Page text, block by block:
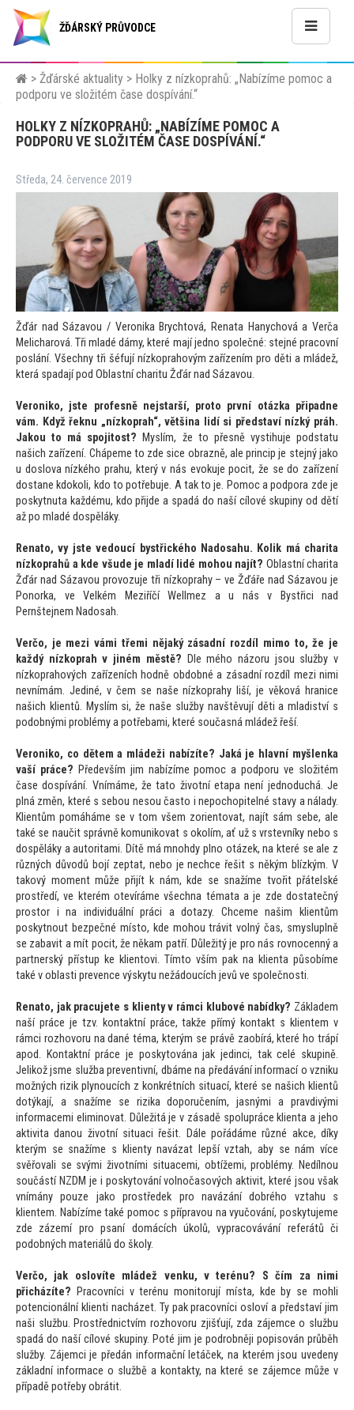
ŽĎÁRSKÝ PRŮVODCE
> Žďárské aktuality > Holky z nízkoprahů: „Nabízíme pomoc a
podporu ve složitém čase dospívání.“
HOLKY Z NÍZKOPRAHŮ: „NABÍZÍME POMOC A
PODPORU VE SLOŽITÉM ČASE DOSPÍVÁNÍ.“
Středa, 24. července 2019
Žďár nad Sázavou / Veronika Brychtová, Renata Hanychová a Verča
Melicharová. Tři mladé dámy, které mají jedno společné: stejné pracovní
poslání. Všechny tři šéfují nízkoprahovým zařízením pro děti a mládež,
která spadají pod Oblastní charitu Žďár nad Sázavou.
Veroniko, jste profesně nejstarší, proto první otázka připadne
vám. Když řeknu „nízkoprah“, většina lidí si představí nízký práh.
Jakouto má spojitost? Myslím, že to přesně vystihuje podstatu
našich zařízení. Chápeme to zde sice obrazně, ale princip je stejný jako
u doslova nízkého prahu, který v nás evokuje pocit, že se do zařízení
dostane kdokoli, kdo to potřebuje. A takto je. Pomoc a podpora zde je
poskytnuta každému, kdo přijde a spadá do naší cílové skupiny od dětí
až po mladé dospěláky.
Renato, vy jste vedoucí bystřického Nadosahu. Kolik má charita
nízkoprahů a kde všude je mladí lidé mohou najít? Oblastní charita
Žďár nad Sázavou provozuje tři nízkoprahy – ve Žďáře nad Sázavou je
Ponorka, ve Velkém Meziříčí Wellmez a u nás v Bystřici nad
Pernštejnem Nadosah.
Verčo, je mezi vámi třemi nějaký zásadní rozdíl mimo to, že je
každý nízkoprah v jiném městě? Dle mého názoru jsou služby v
nízkoprahových zařízeních hodně obdobné a zásadní rozdíl mezi nimi
nevnímám. Jediné, v čem se naše nízkoprahy liší, je věková hranice
našich klientů. Myslím si, že naše služby navštěvují děti a mladiství s
podobnými problémy a potřebami, které současná mládež řeší.
Veroniko, co dětem a mládeži nabízíte? Jaká je hlavní myšlenka
vaší práce? Především jim nabízíme pomoc a podporu ve složitém
čase dospívání. Vnímáme, že tato životní etapa není jednoduchá. Je
plná změn, které s sebou nesou často i nepochopitelné stavy a nálady.
Klientům pomáháme se v tom všem zorientovat, najít sám sebe, ale
také se naučit správně komunikovat s okolím, ať už s vrstevníky nebo s
dospěláky a autoritami. Dítě má mnohdy plno otázek, na které se ale z
různých důvodů bojí zeptat, nebo je nechce řešit s někým blízkým. V
takový moment může přijít k nám, kde se snažíme tvořit přátelské
prostředí, ve kterém otevíráme všechna témata a je zde dostatečný
prostor i na individuální práci a dotazy. Chceme našim klientům
poskytnout bezpečné místo, kde mohou trávit volný čas, smysluplně
se zabavit a mít pocit, že někam patří. Důležitý je pro nás rovnocenný a
partnerský přístup ke klientovi. Tímto vším pak na klienta působíme
také v oblasti prevence výskytu nežádoucích jevů ve společnosti.
Renato, jak pracujete s klienty v rámci klubové nabídky? Základem
naší práce je tzv. kontaktní práce, takže přímý kontakt s klientem v
rámci rozhovoru na dané téma, kterým se právě zaobírá, které ho trápí
apod. Kontaktní práce je poskytována jak jedinci, tak celé skupině.
Jelikož jsme služba preventivní, dbáme na předávání informací o vzniku
možných rizik plynoucích z konkrétních situací, které se našich klientů
dotýkají, a snažíme se rizika doporučením, jasnými a pravdivými
informacemi eliminovat. Důležitá je v zásadě spolupráce klienta a jeho
aktivita danou životní situaci řešit. Dále pořádáme různé akce, díky
kterým se snažíme s klienty navázat lepší vztah, aby se nám více
svěřovali se svými životními situacemi, obtížemi, problémy. Nedílnou
součástí NZDM je i poskytování volnočasových aktivit, které jsou však
vnímány pouze jako prostředek pro navázání dobrého vztahu s
klientem. Nabízíme také pomoc s přípravou na vyučování, poskytujeme
zde zázemí pro psaní domácích úkolů, vypracovávání referátů či
podobných materiálů do školy.
Verčo, jak oslovíte mládež venku, v terénu? S čím za nimi
přicházíte? Pracovníci v terénu monitorují místa, kde by se mohli
potencionální klienti nacházet. Ty pak pracovníci osloví a představí jim
naši službu. Prostřednictvím rozhovoru zjišťují, zda zájemce o službu
spadá do naší cílové skupiny. Poté jim je podrobněji popisován průběh
služby. Zájemci je předán informační letáček, na kterém jsou uvedeny
základní informace o službě a kontakty, na které se zájemce může v
případě potřeby obrátit.